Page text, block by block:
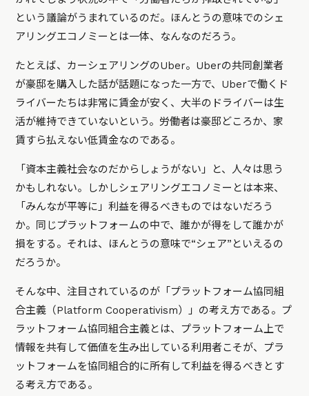
という議論がうまれているのだ。ほんとうの意味でのシェ
アリングエコノミーとは一体、なんなのだろう。
たとえば、カーシェアリングのUber。Uberの共同創業者
が豪邸を購入した話が話題になった一方で、Uberで働くド
ライバーたちは非常に賃金が安く、大半のドライバーは生
活が維持できていないという。労働者は豪邸どころか、家
賃すら払えない低賃金なのである。
「資本主義社会なのだからしょうがない」と、人々は思う
かもしれない。しかしシェアリングエコノミーとは本来、
「みんなが平等に」利益を得るべきものではないだろう
か。同じプラットフォームの中で、誰かが得をして誰かが
損をする。それは、ほんとうの意味で“シェア”といえるの
だろうか。
そんな中、注目されているのが「プラットフォーム協同組
合主義（Platform Cooperativism）」の考え方である。プ
ラットフォーム協同組合主義とは、プラットフォーム上で
情報を共有して価値を生み出している利用者こそが、プラ
ットフォームを協同組合的に所有して利益を得るべきとす
る考え方である。